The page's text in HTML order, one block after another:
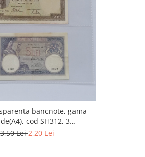
bancnote, gama
cod SH312, 3
compartimente
3,50 Lei2,20 Lei